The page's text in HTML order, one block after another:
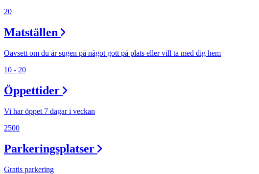
Presentkort
Min Shopping-app
20
Matställen
Oavsett om du är sugen på något gott på plats eller vill ta med dig hem
10 - 20
Öppettider
Vi har öppet 7 dagar i veckan
2500
Parkeringsplatser
Gratis parkering